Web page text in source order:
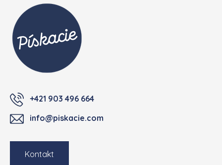
+421 903 496 664
info@piskacie.com
Kontakt